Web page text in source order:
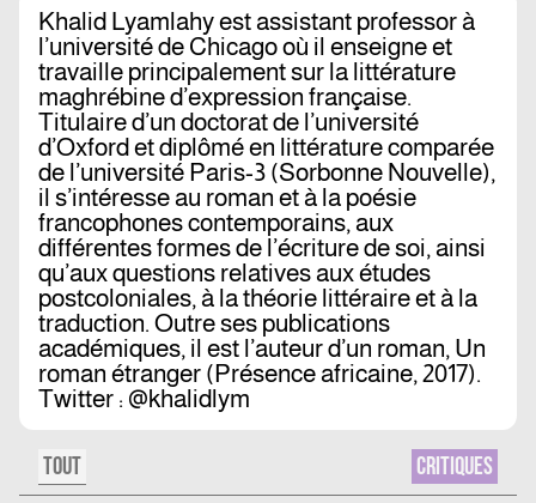
Khalid Lyamlahy est assistant professor à
l’université de Chicago où il enseigne et
travaille principalement sur la littérature
maghrébine d’expression française.
Titulaire d’un doctorat de l’université
d’Oxford et diplômé en littérature comparée
de l’université Paris-3 (Sorbonne Nouvelle),
il s’intéresse au roman et à la poésie
francophones contemporains, aux
différentes formes de l’écriture de soi, ainsi
qu’aux questions relatives aux études
postcoloniales, à la théorie littéraire et à la
traduction. Outre ses publications
académiques, il est l’auteur d’un roman, Un
roman étranger (Présence africaine, 2017).
Twitter : @khalidlym
TOUT
CRITIQUES